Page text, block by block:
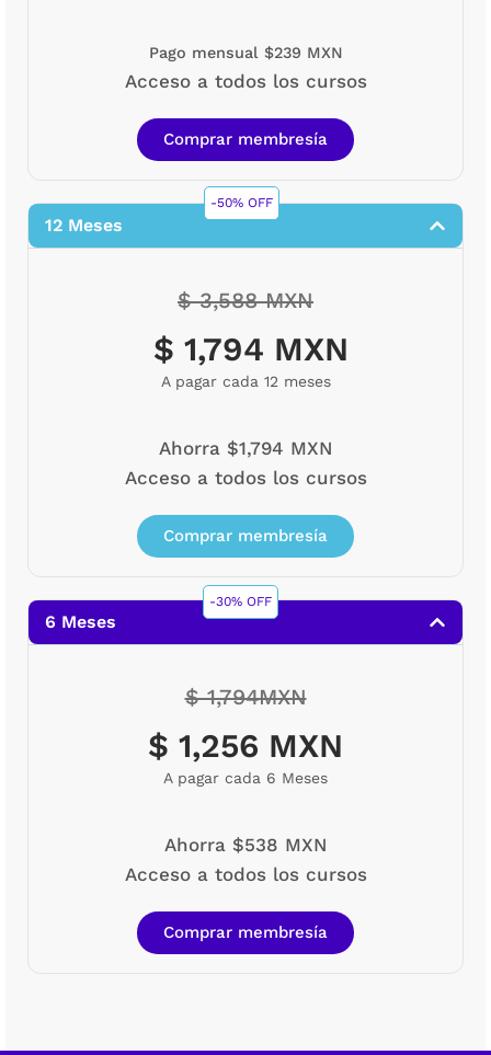
Pago mensual $239 MXN
Acceso a todos los cursos
Comprar membresía
-50% OFF
12 Meses
$ 3,588 MXN
$ 1,794 MXN
A pagar cada 12 meses
Ahorra $1,794 MXN
Acceso a todos los cursos
Comprar membresía
-30% OFF
6 Meses
$ 1,794MXN
$ 1,256 MXN
A pagar cada 6 Meses
Ahorra $538 MXN
Acceso a todos los cursos
Comprar membresía